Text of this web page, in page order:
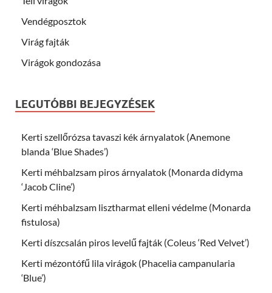
Vendégposztok
Virág fajták
Virágok gondozása
LEGUTÓBBI BEJEGYZÉSEK
Kerti szellőrózsa tavaszi kék árnyalatok (Anemone
blanda ‘Blue Shades’)
Kerti méhbalzsam piros árnyalatok (Monarda didyma
‘Jacob Cline’)
Kerti méhbalzsam lisztharmat elleni védelme (Monarda
fistulosa)
Kerti díszcsalán piros levelű fajták (Coleus ‘Red Velvet’)
Kerti mézontófű lila virágok (Phacelia campanularia
‘Blue’)